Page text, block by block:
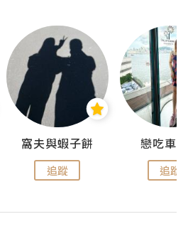
窩夫與蝦子餅
追蹤
戀吃車
追蹤